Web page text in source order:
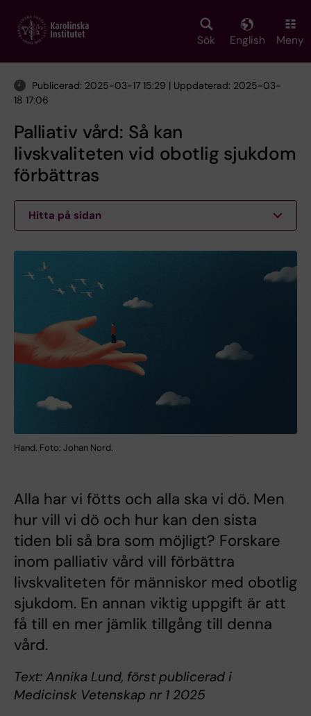
main
Sök English Meny
Publicerad: 2025-03-17 15:29 | Uppdaterad: 2025-03-
18 17:06
Palliativ vård: Så kan
livskvaliteten vid obotlig sjukdom
förbättras
Hitta på sidan
Hand. Foto: Johan Nord.
Alla har vi fötts och alla ska vi dö. Men
hur vill vi dö och hur kan den sista
tiden bli så bra som möjligt? Forskare
inom palliativ vård vill förbättra
livskvaliteten för människor med obotlig
sjukdom. En annan viktig uppgift är att
få till en mer jämlik tillgång till denna
vård.
Text: Annika Lund, först publicerad i
Medicinsk Vetenskap nr 1 2025